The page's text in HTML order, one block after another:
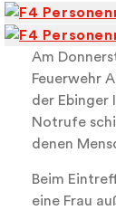
Am
Feuerwehr
der Ebinger
Notrufe
denen
Beim
eine Frau